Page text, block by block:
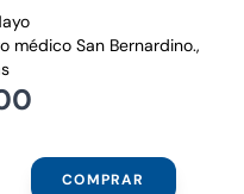
médico San Bernardino.,
COMPRAR